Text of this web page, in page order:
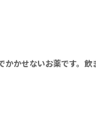
かかせないお薬です。